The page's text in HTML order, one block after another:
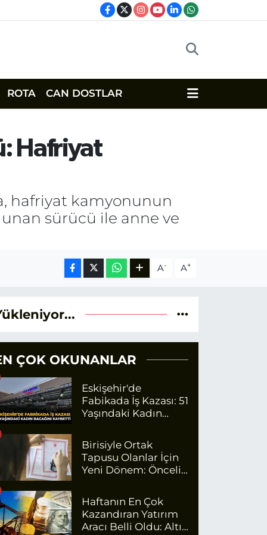
ROTA CAN DOSTLAR
Hafriyat
hafriyat kamyonunun
sürücü ile anne ve
A- A+
ÇOK OKUNANLAR
Eskişehir'de
Fabikada İş Kazası: 51
Yaşındaki Kadın
Birisiyle Ortak
Tapusu Olanlar İçin
Yeni Dönem: Öncelik
Olacak
Haftanın En Çok
Kazandıran Yatırım
Aracı Belli Oldu: Altın